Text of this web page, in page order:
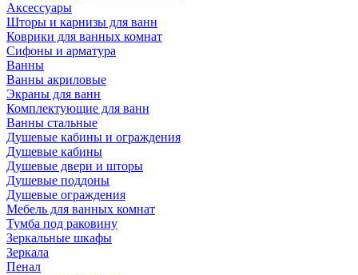
Аксессуары
Шторы и карнизы для ванн
Коврики для ванных комнат
Сифоны и арматура
Ванны
Ванны акриловые
Экраны для ванн
Комплектующие для ванн
Ванны стальные
Душевые кабины и ограждения
Душевые кабины
Душевые двери и шторы
Душевые поддоны
Душевые ограждения
Мебель для ванных комнат
Тумба под раковину
Зеркальные шкафы
Зеркала
Пенал